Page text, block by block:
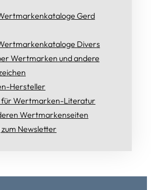
Gerd
Divers
Wertmarken und andere
Hersteller
Wertmarken-Literatur
Wertmarkenseiten
Newsletter